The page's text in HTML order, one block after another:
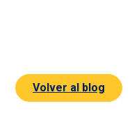
Volver al blog